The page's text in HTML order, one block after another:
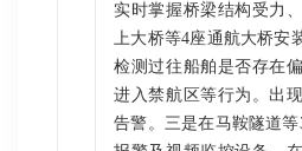
实时掌握桥梁结构受力
上大桥等4座通航大桥安
检测过往船舶是否存在
进入禁航区等行为。出
告警。三是在马鞍隧道